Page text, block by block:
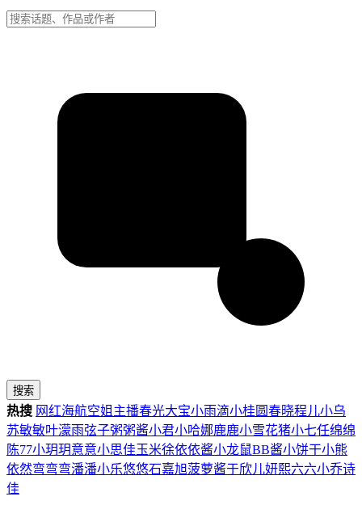
搜索
热搜 网红海航空姐 主播春光大宝小雨滴小桂圆春晓程儿小乌
苏敏敏叶濛雨弦子粥粥酱小君小哈娜鹿鹿小雪花猪小七任绵绵
陈77小玥玥意意小思佳玉米徐依依酱小龙鼠BB酱小饼干小熊
依然弯弯弯潘潘小乐悠悠石嘉旭菠萝酱于欣儿妍熙六六小乔诗
佳